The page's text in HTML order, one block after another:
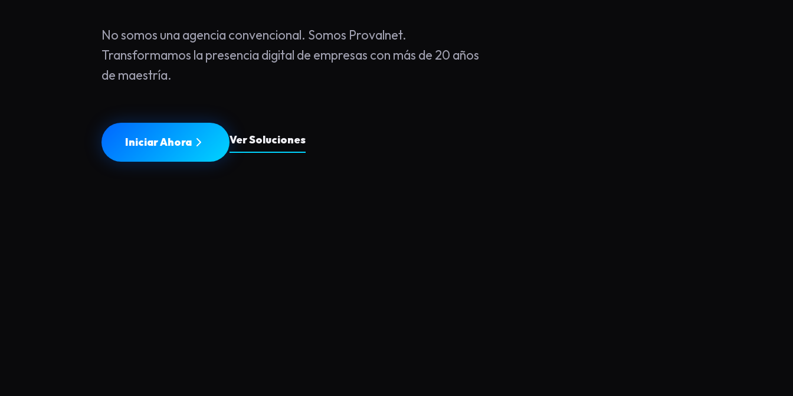
No somos una agencia convencional. Somos Provalnet.
Transformamos la presencia digital de empresas con más de 20 años
de maestría.
Iniciar Ahora Ver Soluciones